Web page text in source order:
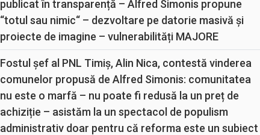
publicat în transparență – Alfred Simonis propune
“totul sau nimic“ – dezvoltare pe datorie masivă și
proiecte de imagine – vulnerabilități MAJORE
Fostul șef al PNL Timiș, Alin Nica, contestă vinderea
comunelor propusă de Alfred Simonis: comunitatea
nu este o marfă – nu poate fi redusă la un preț de
achiziție – asistăm la un spectacol de populism
administrativ doar pentru că reforma este un subiect